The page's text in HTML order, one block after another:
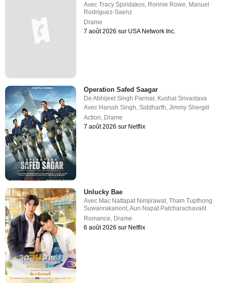
AvecTracy Spiridakos, Ronnie Rowe, Manuel
Rodriguez-Saenz
Drame
7 août 2026 sur USA Network Inc.
Operation Safed Saagar
DeAbhijeet Singh Parmar, Kushal Srivastava
Avec Harssh Singh ,Siddharth ,Jimmy Shergill
Action Drame
7 août 2026 sur Netflix
Unlucky Bae
Avec Mac Nattapat Nimjirawat,Tham Tupthong
Suwanrakanont,Aun Napat Patcharachavalit
Romance, Drame
6 août 2026 sur Netflix